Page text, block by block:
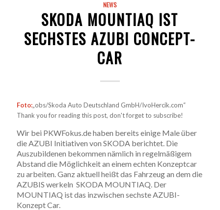
NEWS
SKODA MOUNTIAQ IST
SECHSTES AZUBI CONCEPT-
CAR
Foto:„obs/Skoda Auto Deutschland GmbH/IvoHercik.com“
Thank you for reading this post, don't forget to subscribe!
Wir bei PKWFokus.de haben bereits einige Male über
die AZUBI Initiativen von SKODA berichtet. Die
Auszubildenen bekommen nämlich in regelmäßigem
Abstand die Möglichkeit an einem echten Konzeptcar
zu arbeiten. Ganz aktuell heißt das Fahrzeug an dem die
AZUBIS werkeln SKODA MOUNTIAQ. Der
MOUNTIAQ ist das inzwischen sechste AZUBI-
Konzept Car.